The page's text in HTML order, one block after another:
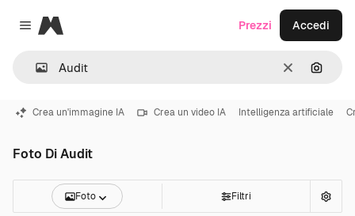
Close menu
Magnific
CancellaCerca
Prezzi Accedi
Crea un'immagine IA Crea un video IA Intelligenza artificiale
Foto Di Audit
Foto Filtri